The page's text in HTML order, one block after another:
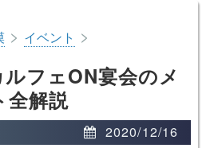
> イベント >
ルフェON宴会のメ
全解説
2020/12/16